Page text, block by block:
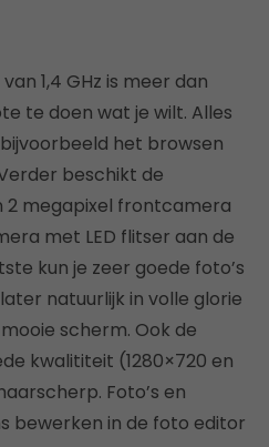
1,4 GHz is meer dan
te doen wat je wilt. Alles
het browsen
beschikt de
2 megapixel frontcamera
met LED flitser aan de
kun je zeer goede foto’s
natuurlijk in volle glorie
scherm. Ook de
kwalititeit (1280×720 en
Foto’s en
bewerken in de foto editor